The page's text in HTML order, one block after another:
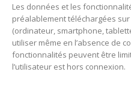
Les données et les
préalablement téléchargées sur
(ordinateur, smartphone,
utiliser même en l’absence de
fonctionnalités peuvent être
l’utilisateur est hors connexion.